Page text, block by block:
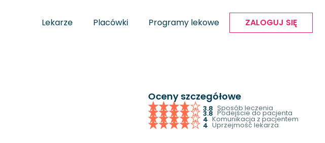
Lekarze Placówki Programy lekowe ZALOGUJ SIĘ
Oceny szczegółowe
3.8 Sposób leczenia
3.8 Podejście do pacjenta
4 Komunikacja z pacjentem
4 Uprzejmość lekarza